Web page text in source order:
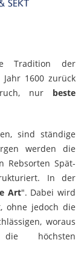
Tradition der
1600 zurück
nur beste
sind ständige
werden die
Rebsorten Spät-
In der
Art". Dabei wird
ohne jedoch die
woraus
höchsten